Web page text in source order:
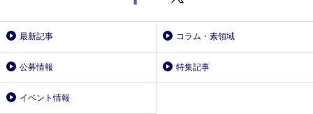
最新記事 コラム・素領域
公募情報 特集記事
イベント情報